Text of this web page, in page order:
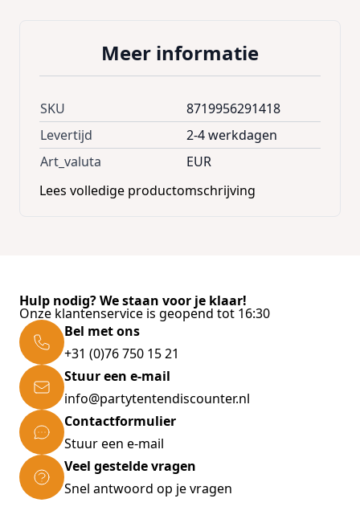
Meer informatie
SKU
8719956291418
Levertijd
2-4 werkdagen
Art_valuta
EUR
Lees volledige productomschrijving
Hulp nodig? We staan voor je klaar!
Onze klantenservice is geopend tot 16:30
Bel met ons
+31 (0)76 750 15 21
Stuur een e-mail
info@partytentendiscounter.nl
Contactformulier
Stuur een e-mail
Veel gestelde vragen
Snel antwoord op je vragen